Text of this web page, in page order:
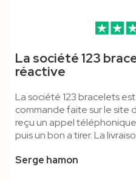
Anti-Étouffement - Cordon
Détachable & Anti-
Polyester
Marqué
La société 123
réactive
La société 123 bracelets
commande faite sur le site
reçu un appel
puis un bon a tirer. La
Serge hamon